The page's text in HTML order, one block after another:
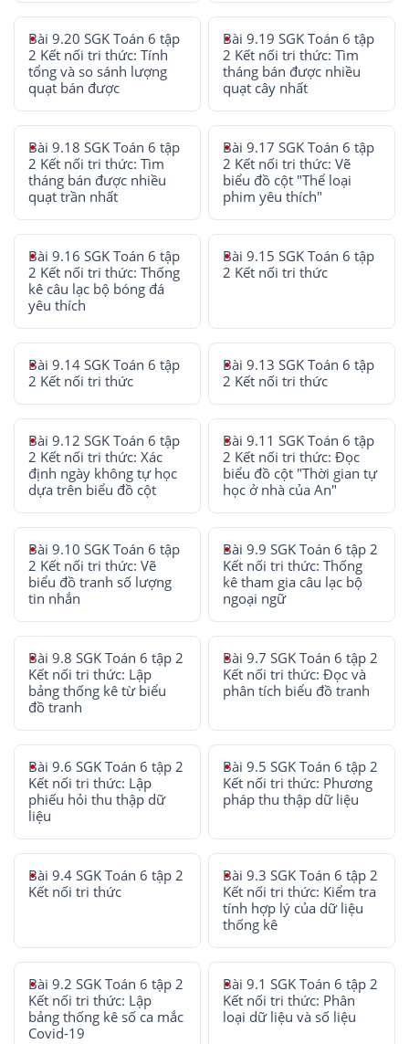
Bài 9.20 SGK Toán 6 tập
2 Kết nối tri thức: Tính
tổng và so sánh lượng
quạt bán được
Bài 9.19 SGK Toán 6 tập
2 Kết nối tri thức: Tìm
tháng bán được nhiều
quạt cây nhất
Bài 9.18 SGK Toán 6 tập
2 Kết nối tri thức: Tìm
tháng bán được nhiều
quạt trần nhất
Bài 9.17 SGK Toán 6 tập
2 Kết nối tri thức: Vẽ
biểu đồ cột "Thể loại
phim yêu thích"
Bài 9.16 SGK Toán 6 tập
2 Kết nối tri thức: Thống
kê câu lạc bộ bóng đá
yêu thích
Bài 9.15 SGK Toán 6 tập
2 Kết nối tri thức
Bài 9.14 SGK Toán 6 tập
2 Kết nối tri thức
Bài 9.13 SGK Toán 6 tập
2 Kết nối tri thức
Bài 9.12 SGK Toán 6 tập
2 Kết nối tri thức: Xác
định ngày không tự học
dựa trên biểu đồ cột
Bài 9.11 SGK Toán 6 tập
2 Kết nối tri thức: Đọc
biểu đồ cột "Thời gian tự
học ở nhà của An"
Bài 9.10 SGK Toán 6 tập
2 Kết nối tri thức: Vẽ
biểu đồ tranh số lượng
tin nhắn
Bài 9.9 SGK Toán 6 tập 2
Kết nối tri thức: Thống
kê tham gia câu lạc bộ
ngoại ngữ
Bài 9.8 SGK Toán 6 tập 2
Kết nối tri thức: Lập
bảng thống kê từ biểu
đồ tranh
Bài 9.7 SGK Toán 6 tập 2
Kết nối tri thức: Đọc và
phân tích biểu đồ tranh
Bài 9.6 SGK Toán 6 tập 2
Kết nối tri thức: Lập
phiếu hỏi thu thập dữ
liệu
Bài 9.5 SGK Toán 6 tập 2
Kết nối tri thức: Phương
pháp thu thập dữ liệu
Bài 9.4 SGK Toán 6 tập 2
Kết nối tri thức
Bài 9.3 SGK Toán 6 tập 2
Kết nối tri thức: Kiểm tra
tính hợp lý của dữ liệu
thống kê
Bài 9.2 SGK Toán 6 tập 2
Kết nối tri thức: Lập
bảng thống kê số ca mắc
Covid-19
Bài 9.1 SGK Toán 6 tập 2
Kết nối tri thức: Phân
loại dữ liệu và số liệu